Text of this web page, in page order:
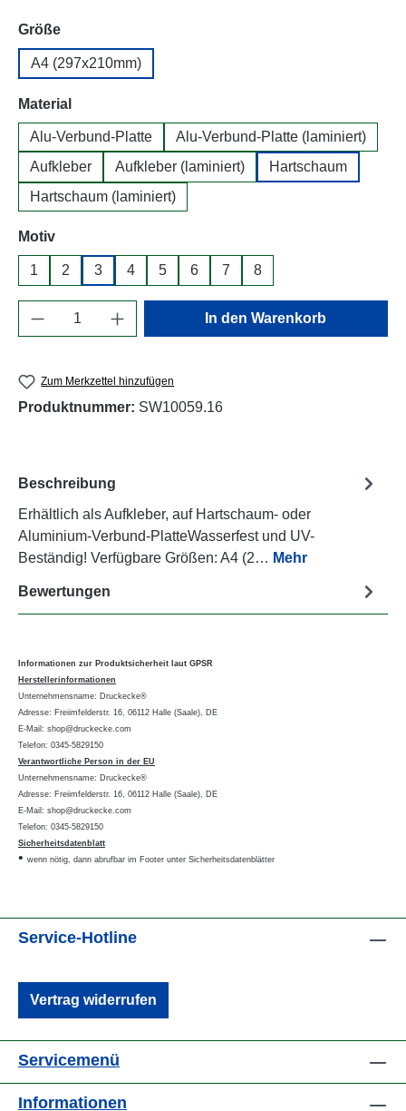
Größeauswählen
A4 (297x210mm)
Materialauswählen
Alu-Verbund-Platte
Alu-Verbund-Platte (laminiert)
Aufkleber
Aufkleber (laminiert)
Hartschaum
Hartschaum (laminiert)
Motivauswählen
1 2 3 4 5 6 7 8
Produkt Anzahl: Gib den gewünschten
In den Warenkorb
Zum Merkzettel hinzufügen
Produktnummer: SW10059.16
Beschreibung
Erhältlich als Aufkleber, auf Hartschaum- oder
Aluminium-Verbund-PlatteWasserfest und UV-
Beständig! Verfügbare Größen: A4 (2… Mehr
Bewertungen
Informationen zur Produktsicherheit laut GPSR
Herstellerinformationen
Unternehmensname: Druckecke®
Adresse: Freiimfelderstr. 16, 06112 Halle (Saale), DE
E-Mail: shop@druckecke.com
Telefon: 0345-5829150
Verantwortliche Person in der EU
Unternehmensname: Druckecke®
Adresse: Freiimfelderstr. 16, 06112 Halle (Saale), DE
E-Mail: shop@druckecke.com
Telefon: 0345-5829150
Sicherheitsdatenblatt
• wenn nötig, dann abrufbar im Footer unter Sicherheitsdatenblätter
Service-Hotline
Vertrag widerrufen
Servicemenü
Informationen